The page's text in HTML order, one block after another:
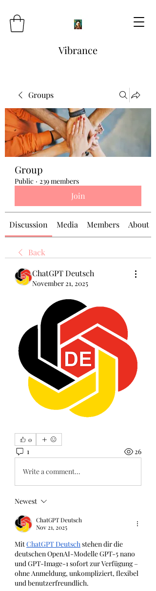
Vibrance
Groups
Group
Public · 239 members
Join
Discussion Media Members About
Back
ChatGPT Deutsch
November 21, 2025
0
1 26
Write a comment...
Newest
ChatGPT Deutsch
Nov 21, 2025
Mit ChatGPT Deutsch stehen dir die
deutschen OpenAI-Modelle GPT-5 nano
und GPT-Image-1 sofort zur Verfügung –
ohne Anmeldung, unkompliziert, flexibel
und benutzerfreundlich.